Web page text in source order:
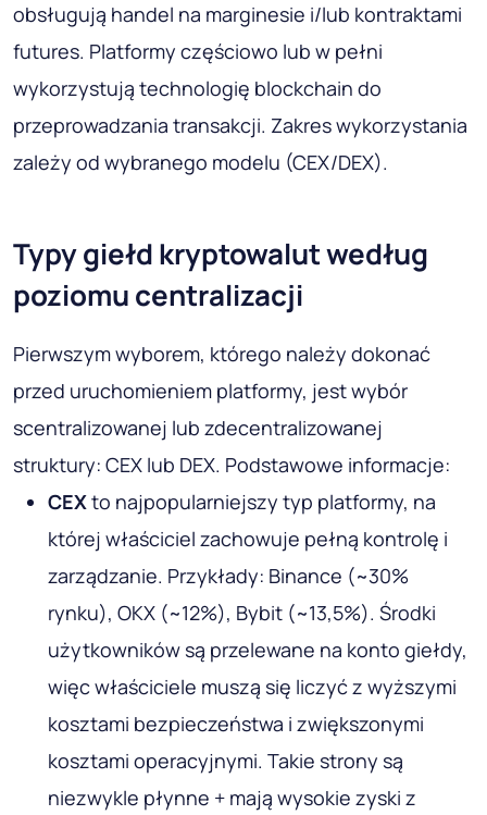
obsługują handel na marginesie i/lub kontraktami
futures. Platformy częściowo lub w pełni
wykorzystują technologię blockchain do
przeprowadzania transakcji. Zakres wykorzystania
zależy od wybranego modelu (CEX/DEX).
Typy giełd kryptowalut według
poziomu centralizacji
Pierwszym wyborem, którego należy dokonać
przed uruchomieniem platformy, jest wybór
scentralizowanej lub zdecentralizowanej
struktury: CEX lub DEX. Podstawowe informacje:
CEXto najpopularniejszy typ platformy, na
której właściciel zachowuje pełną kontrolę i
zarządzanie. Przykłady: Binance (~30%
rynku), OKX (~12%), Bybit (~13,5%). Środki
użytkowników są przelewane na konto giełdy,
więc właściciele muszą się liczyć z wyższymi
kosztami bezpieczeństwa i zwiększonymi
kosztami operacyjnymi. Takie strony są
niezwykle płynne + mają wysokie zyski z